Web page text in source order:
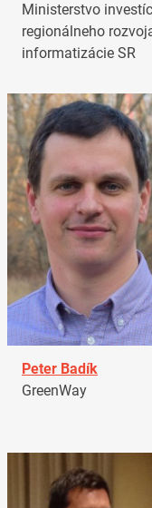
Ministerstvo
regionálneho
informatizácie SR
Peter Badík
GreenWay